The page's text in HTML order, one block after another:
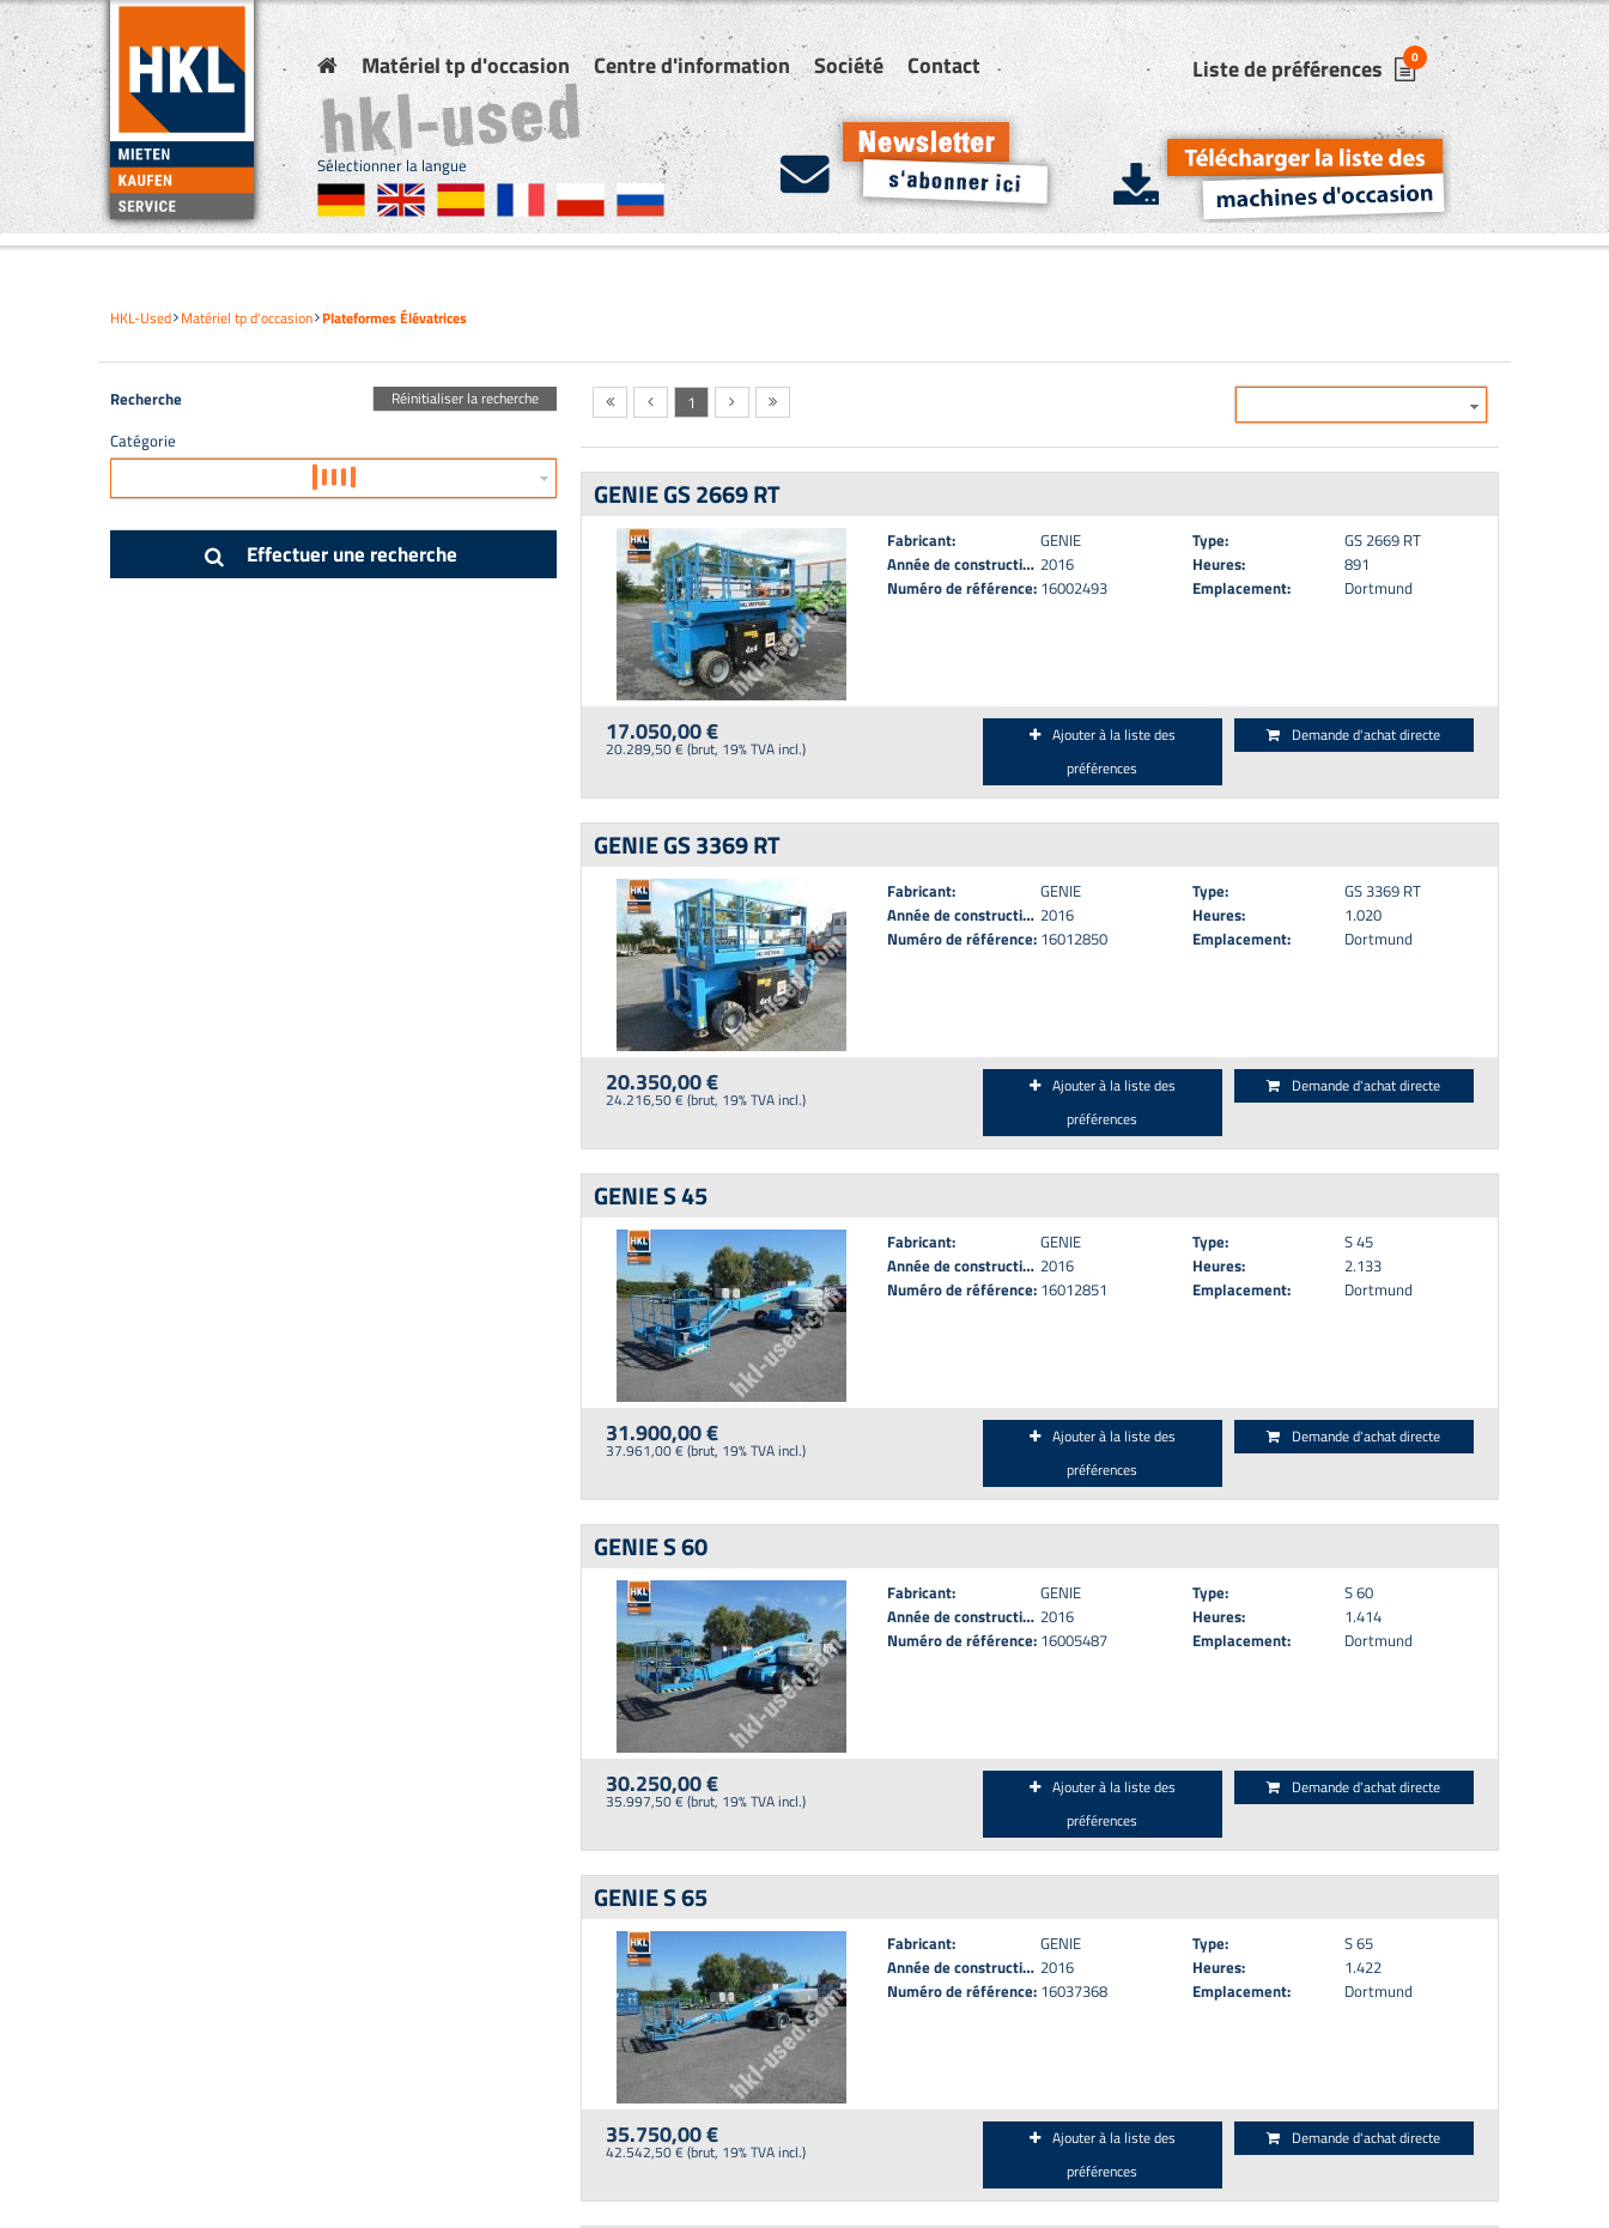
Matériel tp d'occasion Centre d'information Société Contact Liste de préférences 0
Sélectionner la langue
HKL-Used Matériel tp d'occasion Plateformes Élévatrices
Recherche Réinitialiser la recherche
Catégorie
Effectuer une recherche
1
GENIE GS 2669 RT
Fabricant: GENIE Type:
GS 2669 RT
Année de construction: 2016 Heures:
891
Numéro de référence: 16002493 Emplacement: Dortmund
17.050,00 €
20.289,50 € (brut, 19% TVA incl.)
Demande d'achat directe
Ajouter à la liste des
préférences
GENIE GS 3369 RT
Fabricant: GENIE Type:
GS 3369 RT
Année de construction: 2016 Heures:
1.020
Numéro de référence: 16012850 Emplacement: Dortmund
20.350,00 €
24.216,50 € (brut, 19% TVA incl.)
Demande d'achat directe
Ajouter à la liste des
préférences
GENIE S 45
Fabricant: GENIE Type:
S 45
Année de construction: 2016 Heures:
2.133
Numéro de référence: 16012851 Emplacement: Dortmund
31.900,00 €
37.961,00 € (brut, 19% TVA incl.)
Demande d'achat directe
Ajouter à la liste des
préférences
GENIE S 60
Fabricant: GENIE Type:
S 60
Année de construction: 2016 Heures:
1.414
Numéro de référence: 16005487 Emplacement: Dortmund
30.250,00 €
35.997,50 € (brut, 19% TVA incl.)
Demande d'achat directe
Ajouter à la liste des
préférences
GENIE S 65
Fabricant: GENIE Type:
S 65
Année de construction: 2016 Heures:
1.422
Numéro de référence: 16037368 Emplacement: Dortmund
35.750,00 €
42.542,50 € (brut, 19% TVA incl.)
Demande d'achat directe
Ajouter à la liste des
préférences